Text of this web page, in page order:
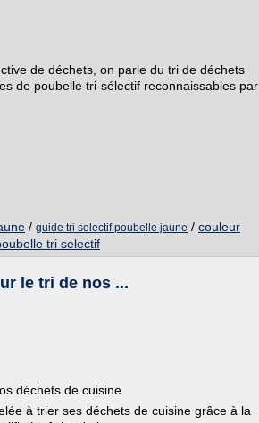
de déchets, on parle du tri de déchets
de poubelle tri-sélectif reconnaissables par
/ guide tri selectif poubelle jaune / couleur
tri selectif
le tri de nos ...
déchets de cuisine
à trier ses déchets de cuisine grâce à la